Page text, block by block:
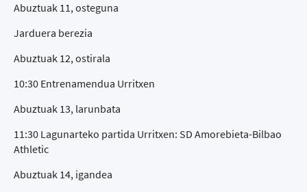
Abuztuak 11, osteguna
Jarduera berezia
Abuztuak 12, ostirala
10:30 Entrenamendua Urritxen
Abuztuak 13, larunbata
11:30 Lagunarteko partida Urritxen: SD Amorebieta-Bilbao
Athletic
Abuztuak 14, igandea